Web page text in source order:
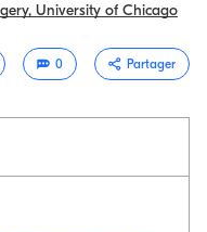
University of Chicago
0 Partager